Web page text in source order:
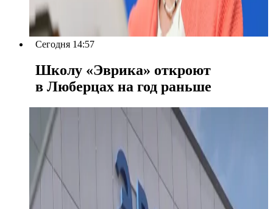
Сегодня 14:57
Школу «Эврика» откроют
в Люберцах на год раньше